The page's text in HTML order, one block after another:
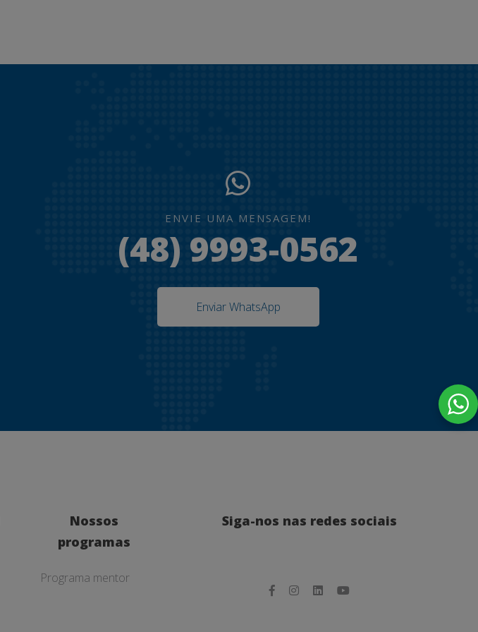
ENVIE UMA MENSAGEM!
(48) 9993-0562
Enviar WhatsApp
Nossos
programas
Programa mentor
Siga-nos nas redes sociais